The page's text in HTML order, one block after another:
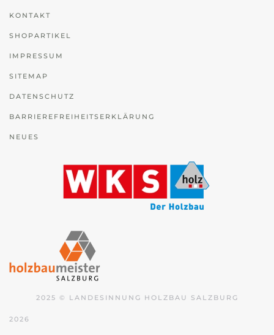
KONTAKT
SHOPARTIKEL
IMPRESSUM
SITEMAP
DATENSCHUTZ
BARRIEREFREIHEITSERKLÄRUNG
NEUES
2025 © LANDESINNUNG HOLZBAU SALZBURG
2026